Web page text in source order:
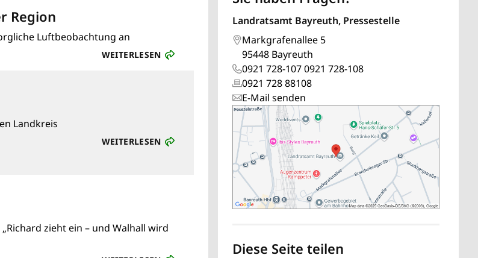
Landratsamt Bayreuth, Pressestelle
Markgrafenallee 5
95448 Bayreuth
0921 728-107 0921 728-108
0921 728 88108
E-Mail senden
Diese Seite teilen